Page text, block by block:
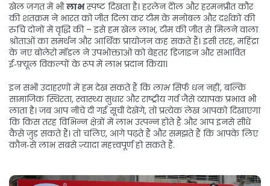
खेल जगत में भीलाभस्पष्ट दिखता है। हरलेन देोल और हरमनप्रीत कौर
की शतक्रम ने भारत को जीत दिला कर टीम के मनोबल और दर्शकों की
रुचि दोनों में वृद्धि की – इसे हमखेल लाभ,टीम की जीत से मिलने वाला
श्रोताओं का समर्थन और आर्थिक प्रायोजनकह सकते हैं। इसी तरह, महिंद्रा
के नए बोलेरो मॉडल ने उपभोक्ताओं को बेहतर डिजाइन और संभावित
ई‑फ़्यूल विकल्पों के रूप में लाभ प्रदान किया।
इन सभी उदाहरणों में हम देख सकते हैं किलाभसिर्फ धन नहीं, बल्कि
सामाजिक स्थिरता, स्वास्थ्य सुधार और राष्ट्रीय गर्व जैसे व्यापक प्रभाव भी
लाता है। जब आप नीचे दी गई सूची देखेंगे, तो प्रत्येक लेख आपको दिखाएगा
कि किस तरह विभिन्न क्षेत्रों में लाभ उत्पन्न होते हैं और आप इनसे सीधे
कैसे जुड़ सकते हैं। तो चलिए, आगे पढ़ते हैं और समझते हैं कि आपके लिए
कौन‑से लाभ सबसे ज़्यादा महत्त्वपूर्ण हो सकते हैं.